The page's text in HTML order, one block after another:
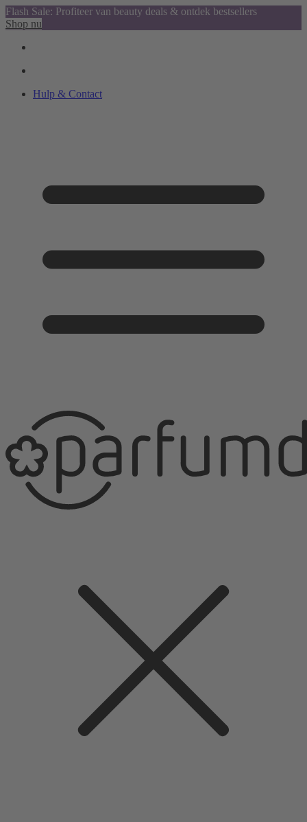
Flash Sale: Profiteer van beauty deals & ontdek bestsellers
Shop nu
Hulp & Contact